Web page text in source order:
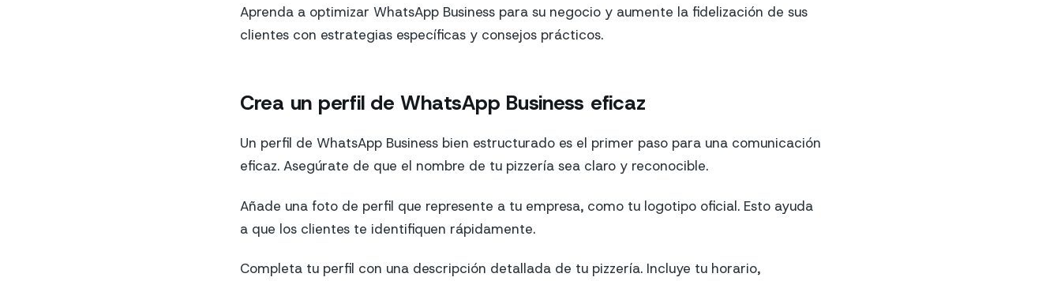
Aprenda a optimizar WhatsApp Business para su negocio y aumente la fidelización de sus
clientes con estrategias específicas y consejos prácticos.
Crea un perfil de WhatsApp Business eficaz
Un perfil de WhatsApp Business bien estructurado es el primer paso para una comunicación
eficaz. Asegúrate de que el nombre de tu pizzería sea claro y reconocible.
Añade una foto de perfil que represente a tu empresa, como tu logotipo oficial. Esto ayuda
a que los clientes te identifiquen rápidamente.
Completa tu perfil con una descripción detallada de tu pizzería. Incluye tu horario,